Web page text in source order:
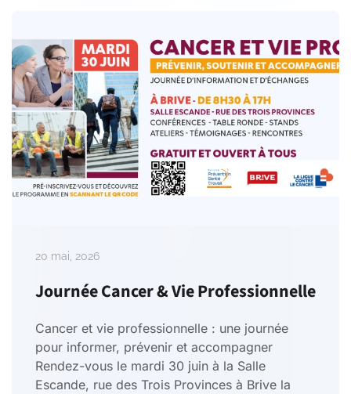
20 mai, 2026
Journée Cancer & Vie Professionnelle
Cancer et vie professionnelle : une journée
pour informer, prévenir et accompagner
Rendez-vous le mardi 30 juin à la Salle
Escande, rue des Trois Provinces à Brive la